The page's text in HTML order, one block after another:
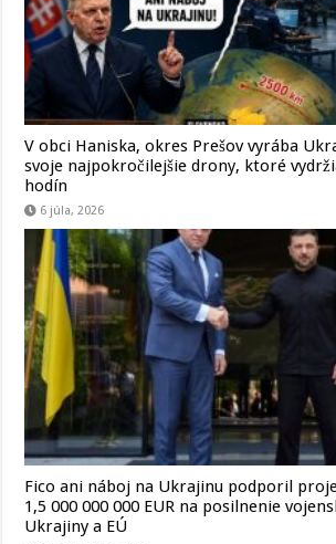
V obci Haniska, okres Prešov vyrába
svoje najpokročilejšie drony, ktoré
hodín
6 júla, 2026
Fico ani náboj na Ukrajinu podporil
1,5 000 000 000 EUR na posilnenie
Ukrajiny a EÚ